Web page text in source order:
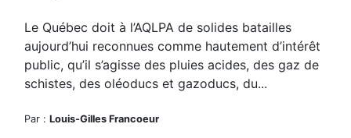
Le Québec doit à l’AQLPA de solides batailles
aujourd’hui reconnues comme hautement d’intérêt
public, qu’il s’agisse des pluies acides, des gaz de
schistes, des oléoducs et gazoducs, du...
Par : Louis-Gilles Francoeur